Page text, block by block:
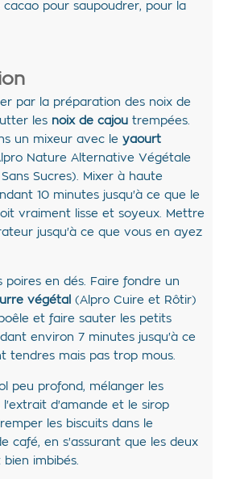
cacao pour saupoudrer, pour la
par la préparation des noix de
les noix de cajou trempées.
un mixeur avec le yaourt
Nature Alternative Végétale
Sucres). Mixer à haute
10 minutes jusqu'à ce que le
vraiment lisse et soyeux. Mettre
jusqu'à ce que vous en ayez
poires en dés. Faire fondre un
végétal (Alpro Cuire et Rôtir)
et faire sauter les petits
environ 7 minutes jusqu'à ce
tendres mais pas trop mous.
peu profond, mélanger les
l'extrait d'amande et le sirop
les biscuits dans le
café, en s'assurant que les deux
imbibés.